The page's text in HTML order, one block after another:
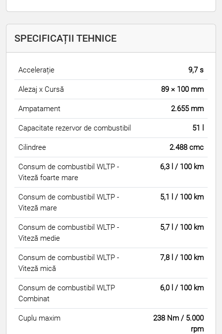
SPECIFICAȚII TEHNICE
Accelerație 9,7 s
Alezaj x Cursă 89 × 100 mm
Ampatament 2.655 mm
Capacitate rezervor de combustibil 51 l
Cilindree 2.488 cmc
Consum de combustibil WLTP -
Viteză foarte mare
6,3 l / 100 km
Consum de combustibil WLTP -
Viteză mare
5,1 l / 100 km
Consum de combustibil WLTP -
Viteză medie
5,7 l / 100 km
Consum de combustibil WLTP -
Viteză mică
7,8 l / 100 km
Consum de combustibil WLTP
Combinat
6,0 l / 100 km
Cuplu maxim
238 Nm / 5.000
rpm